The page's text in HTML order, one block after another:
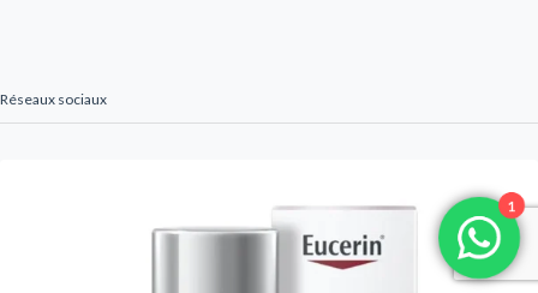
Réseaux sociaux
1